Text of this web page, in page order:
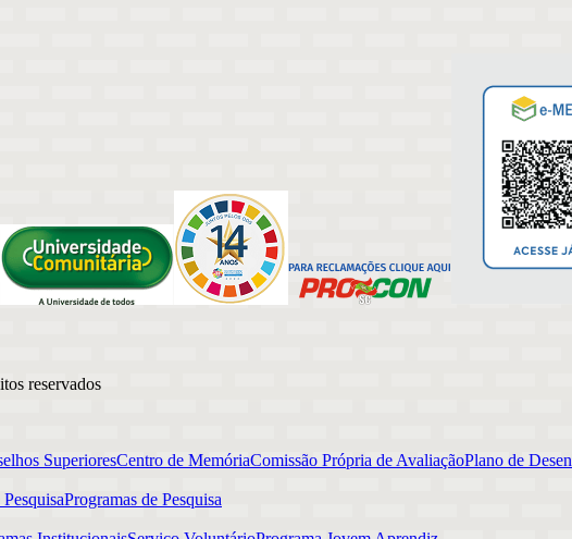
reservados
SuperioresCentro de MemóriaComissão Própria de AvaliaçãoPlano de
Programas de Pesquisa